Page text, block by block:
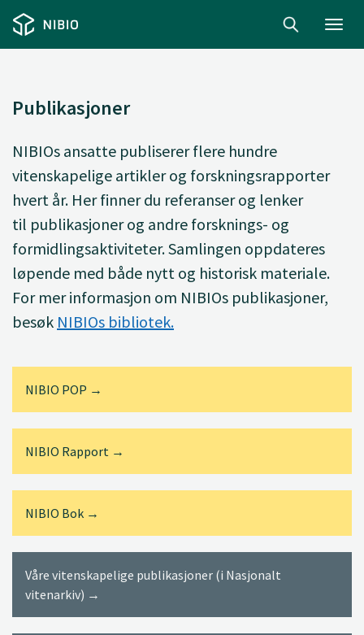
Publikasjoner
NIBIOs ansatte publisererflere hundre
vitenskapelige artikler og forskningsrapporter
hvert år. Her finner du referanser og lenker
til publikasjoner og andre forsknings- og
formidlingsaktiviteter. Samlingen oppdateres
løpende med både nytt og historisk materiale.
For mer informasjon om NIBIOs publikasjoner,
besøk NIBIOs bibliotek.
NIBIO POP →
NIBIO Rapport →
NIBIO Bok →
Våre vitenskapelige publikasjoner (i Nasjonalt
vitenarkiv) →